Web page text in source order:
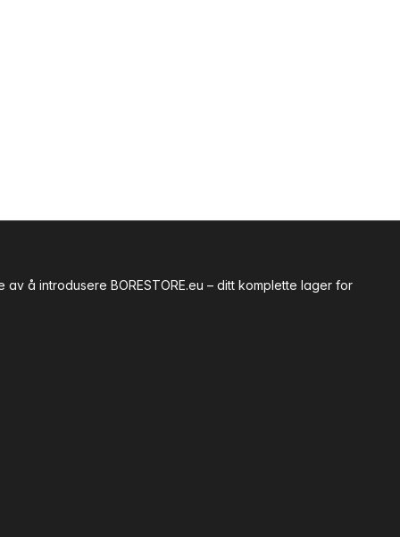
å introdusere BORESTORE.eu – ditt komplette lager for